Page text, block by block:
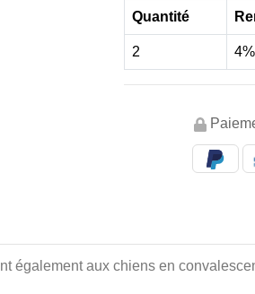
Quantité
2 4%
également aux chiens en